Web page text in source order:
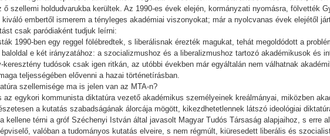
ő szellemi holdudvarukba kerültek. Az 1990-es évek elején, kormányzati nyomásra, fölvették
kiváló embertől ismerem a tényleges akadémiai viszonyokat; már a nyolcvanas évek elejétől
csak paródiaként tudjuk leírni:
1990-ben egy reggel fölébredtek, s liberálisnak érezték magukat, tehát megoldódott a
e két irányzatához: a szocializmushoz és a liberalizmushoz tartozó akadémikusok és
keresztény tudósok csak igen ritkán, az utóbbi években már egyáltalán nem válhatnak
teljességében elővenni a hazai történetírásban.
szellemisége ma is jelen van az MTA-n?
az egykori kommunista diktatúra vezető akadémikus személyeinek kreálmányai, miközben
a kutatás szabadságának álorcája mögött, kikezdhetetlennek látszó ideológiai
kellene térni a gróf Széchenyi István által javasolt Magyar Tudós Társaság alapjaihoz, s erre
valóban a tudományos kutatás elveire, s nem régmúlt, kiüresedett liberális és